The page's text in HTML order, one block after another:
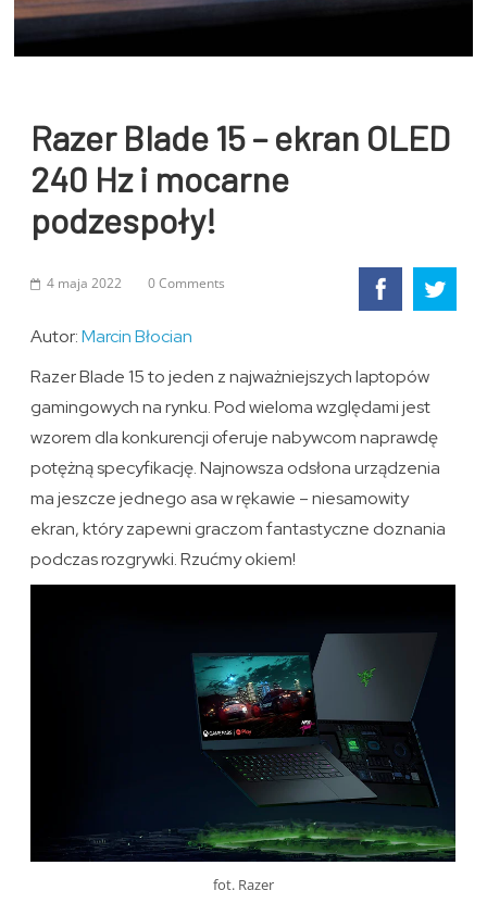
Razer Blade 15 – ekran OLED
240 Hz i mocarne
podzespoły!
4 maja 2022 0 Comments
Autor:Marcin Błocian
Razer Blade 15 to jeden z najważniejszych laptopów
gamingowych na rynku. Pod wieloma względami jest
wzorem dla konkurencji oferuje nabywcom naprawdę
potężną specyfikację. Najnowsza odsłona urządzenia
ma jeszcze jednego asa w rękawie – niesamowity
ekran, który zapewni graczom fantastyczne doznania
podczas rozgrywki. Rzućmy okiem!
fot. Razer